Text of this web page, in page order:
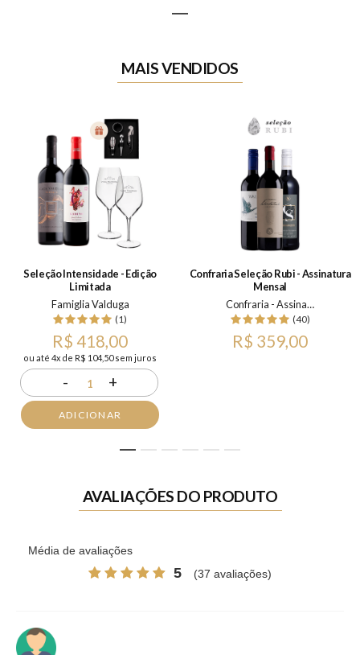
MAIS VENDIDOS
Seleção Intensidade - Edição
Limitada
Famiglia Valduga
(1)
R$ 418,00
ou até 4x de R$ 104,50 sem juros
- 1 +
ADICIONAR
Confraria Seleção Rubi - Assinatura
Mensal
Confraria - Assinatura Mensal
(40)
R$ 359,00
AVALIAÇÕES DO PRODUTO
Média de avaliações
5 (37 avaliações)